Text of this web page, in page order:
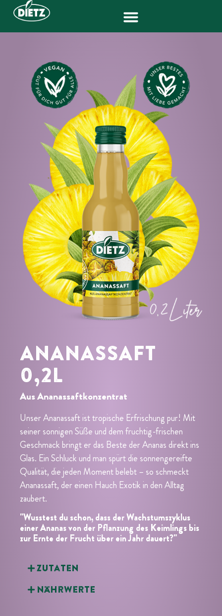
ANANASSAFT
0,2L
Aus Ananassaftkonzentrat
Unser Ananassaft ist tropische Erfrischung pur! Mit
seiner sonnigen Süße und dem fruchtig-frischen
Geschmack bringt er das Beste der Ananas direkt ins
Glas. Ein Schluck und man spürt die sonnengereifte
Qualität, die jeden Moment belebt – so schmeckt
Ananassaft, der einen Hauch Exotik in den Alltag
zaubert.
"Wusstest du schon, dass der Wachstumszyklus
einer Ananas von der Pflanzung des Keimlings bis
zur Ernte der Frucht über ein Jahr dauert?"
Zutaten
Nährwerte